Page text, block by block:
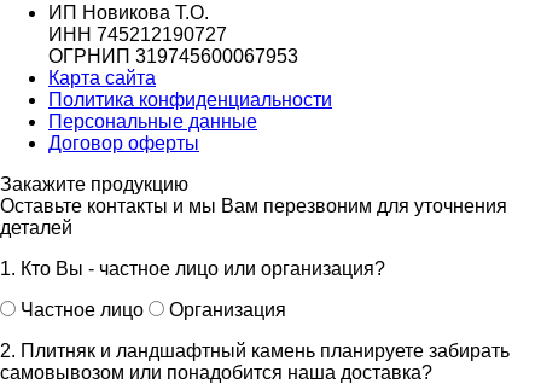
ИП Новикова Т.О.
ИНН 745212190727
ОГРНИП 319745600067953
Карта сайта
Политика конфиденциальности
Персональные данные
Договор оферты
Закажите продукцию
Оставьте контакты и мы Вам перезвоним для уточнения
деталей
1. Кто Вы - частное лицо или организация?
Частное лицо
Организация
2. Плитняк и ландшафтный камень планируете забирать
самовывозом или понадобится наша доставка?